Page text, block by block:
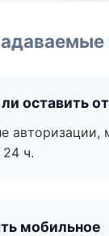
оставить
авторизации,
24 ч.
мобильное